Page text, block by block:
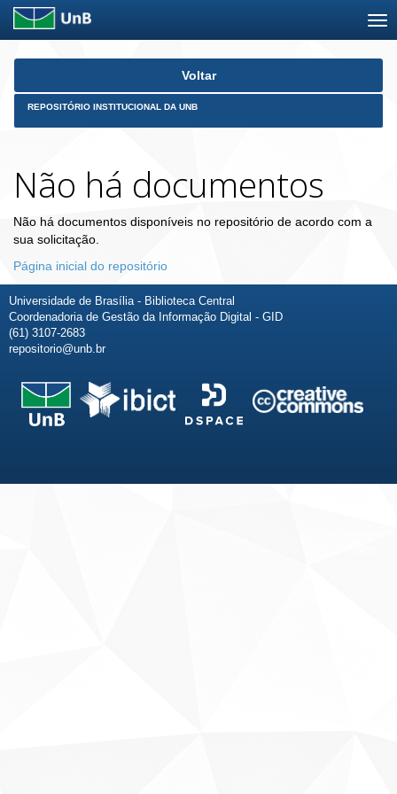
Skip
Voltar
REPOSITÓRIO INSTITUCIONAL DA UNB
Não há documentos
Não há documentos disponíveis no repositório de acordo com a
sua solicitação.
Página inicial do repositório
Universidade de Brasília - Biblioteca Central
Coordenadoria de Gestão da Informação Digital - GID
(61) 3107-2683
repositorio@unb.br